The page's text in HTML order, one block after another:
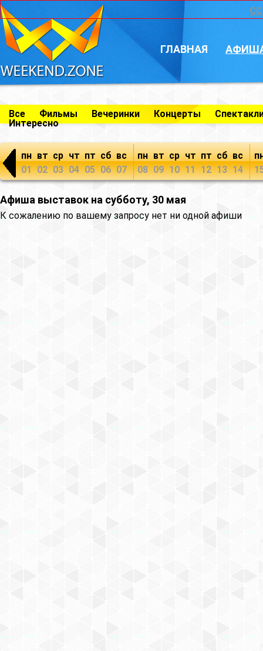
ГЛАВНАЯ
Все Фильмы Вечеринки Концерты
Интересно
пн
01
вт
02
ср
03
чт
04
пт
05
сб
06
вс
07
пн
08
вт
09
ср
10
чт
11
пт
12
сб
13
вс
14
Афиша выставок на субботу, 30 мая
К сожалению по вашему запросу нет ни одной афиши